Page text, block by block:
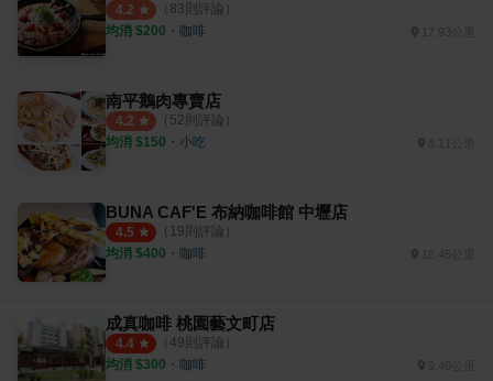
4.2 （ 83則評論）
均消 $200 ・ 咖啡
南平鵝肉專賣店
4.2 （ 52則評論）
均消 $150 ・ 小吃
BUNA CAF'E 布納咖啡館 中壢店
4.5 （ 19則評論）
均消 $400 ・ 咖啡 18.45公里
成真咖啡 桃園藝文町店
4.4 （ 49則評論）
均消 $300 ・ 咖啡 9.46公里